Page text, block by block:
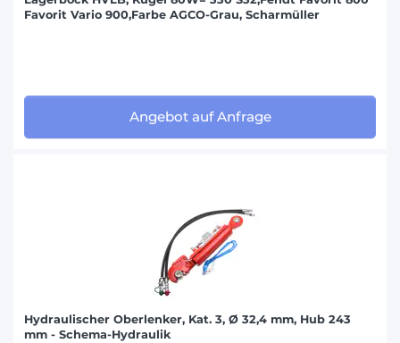
Favorit Vario 900,Farbe AGCO-Grau, Scharmüller
Angebot auf Anfrage
Hydraulischer Oberlenker, Kat. 3, Ø 32,4 mm, Hub 243
mm - Schema-Hydraulik